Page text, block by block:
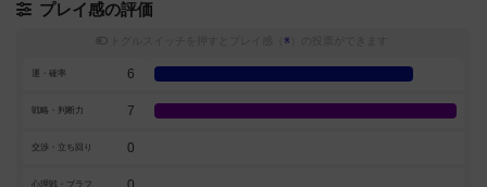
プレイ感の評価
※
運・確率 6
戦略・判断力 7
交渉・立ち回り 0
心理戦・ブラフ